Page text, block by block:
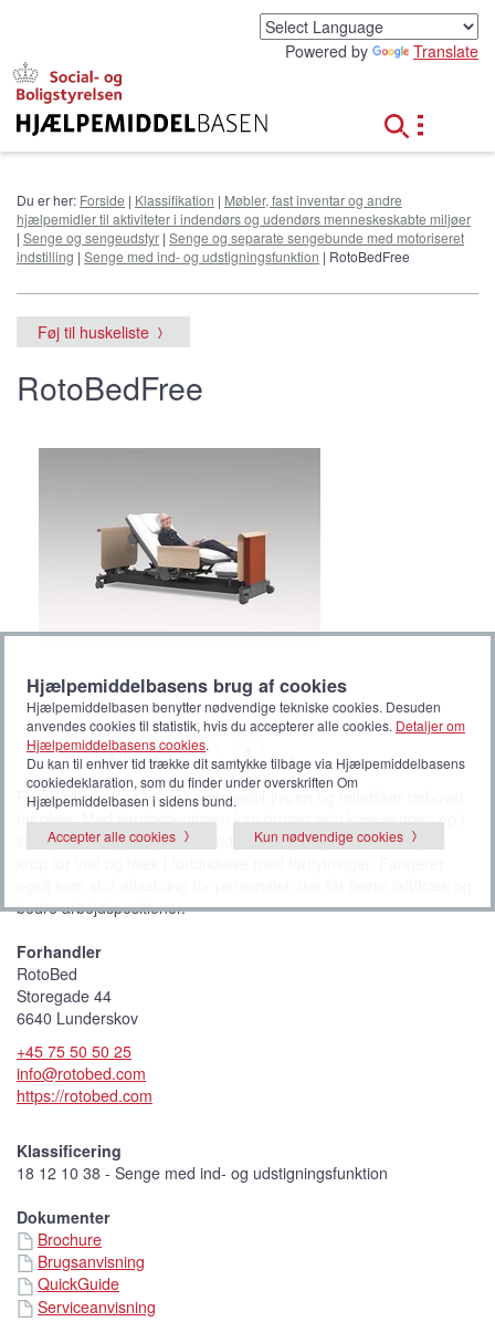
Powered by Translate
Du er her: Forside | Klassifikation | Møbler, fast inventar og andre
hjælpemidler til aktiviteter i indendørs og udendørs menneskeskabte miljøer
| Senge og sengeudstyr | Senge og separate sengebunde med motoriseret
indstilling | Senge med ind- og udstigningsfunktion | RotoBedFree
Føj til huskeliste
RotoBedFree
<< >>
B
i
l
l
e
d
e
1(
V
i
s
t
b
i
l
l
B
i
l
l
e
d
e
2 B
i
l
l
e
d
e
3 i
l
l
e
RotoBedFree gør bruger mere selvhjulpen og mindsker behovet
for pleje. Med fjernbetjeningen kan bruger selv køre sengen op i
stoleposition og dreje den rundt til udstigning. Skåner brugers
bedre arbejdspositioner.
Forhandler
RotoBed
Storegade 44
6640 Lunderskov
+45 75 50 50 25
info@rotobed.com
https://rotobed.com
Klassificering
18 12 10 38 - Senge med ind- og udstigningsfunktion
Dokumenter
Brochure
Brugsanvisning
QuickGuide
Serviceanvisning
Hjælpemiddelbasens brug af cookies
Hjælpemiddelbasen benytter nødvendige tekniske cookies. Desuden
anvendes cookies til statistik, hvis du accepterer alle cookies. Detaljer om
Hjælpemiddelbasens cookies.
Du kan til enhver tid trække dit samtykke tilbage via Hjælpemiddelbasens
cookiedeklaration, som du finder under overskriften Om
Hjælpemiddelbasen i sidens bund.
Accepter alle cookies
Kun nødvendige cookies